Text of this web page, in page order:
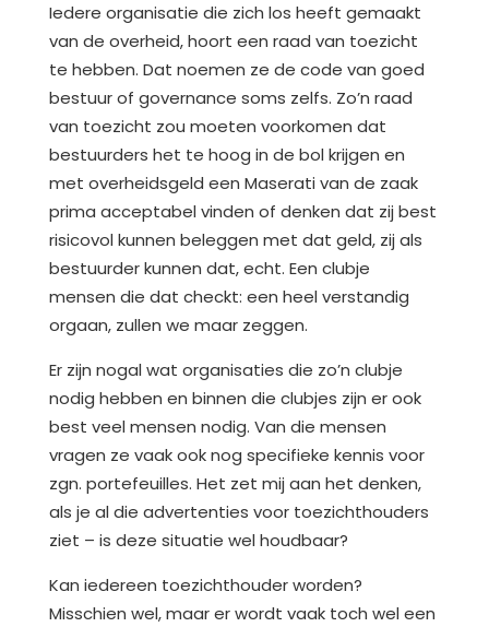
Iedere organisatie die zich los heeft gemaakt
van de overheid, hoort een raad van toezicht
te hebben. Dat noemen ze de code van goed
bestuur of governance soms zelfs. Zo’n raad
van toezicht zou moeten voorkomen dat
bestuurders het te hoog in de bol krijgen en
met overheidsgeld een Maserati van de zaak
prima acceptabel vinden of denken dat zij best
risicovol kunnen beleggen met dat geld, zij als
bestuurder kunnen dat, echt. Een clubje
mensen die dat checkt: een heel verstandig
orgaan, zullen we maar zeggen.
Er zijn nogal wat organisaties die zo’n clubje
nodig hebben en binnen die clubjes zijn er ook
best veel mensen nodig. Van die mensen
vragen ze vaak ook nog specifieke kennis voor
zgn. portefeuilles. Het zet mij aan het denken,
als je al die advertenties voor toezichthouders
ziet – is deze situatie wel houdbaar?
Kan iedereen toezichthouder worden?
Misschien wel, maar er wordt vaak toch wel een